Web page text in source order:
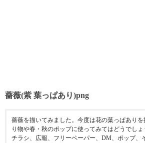
薔薇(紫 葉っぱあり)png
薔薇を描いてみました。今度は花の葉っぱあり
り物や春・秋のポップに使ってみてはどうでしょ
チラシ、広報、フリーペーパー、DM、ポップ、